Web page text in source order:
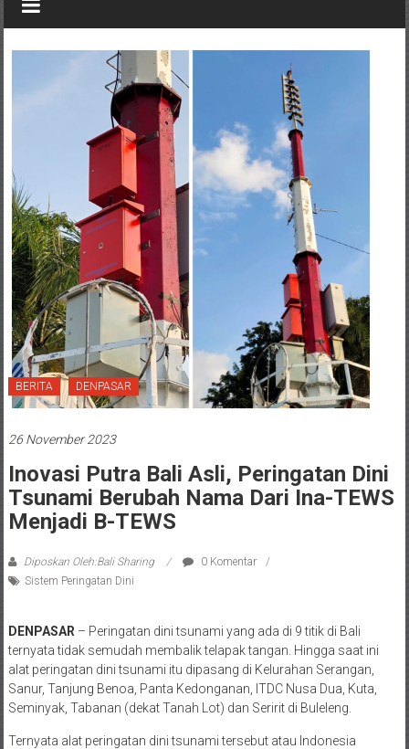
BERITA DENPASAR
26 November 2023
Inovasi Putra Bali Asli, Peringatan Dini
Tsunami Berubah Nama Dari Ina-TEWS
Menjadi B-TEWS
Diposkan Oleh:Bali Sharing
0 Komentar
Sistem Peringatan Dini
DENPASAR – Peringatan dini tsunami yang ada di 9 titik di Bali
ternyata tidak semudah membalik telapak tangan. Hingga saat ini
alat peringatan dini tsunami itu dipasang di Kelurahan Serangan,
Sanur, Tanjung Benoa, Panta Kedonganan, ITDC Nusa Dua, Kuta,
Seminyak, Tabanan (dekat Tanah Lot) dan Seririt di Buleleng.
Ternyata alat peringatan dini tsunami tersebut atau Indonesia